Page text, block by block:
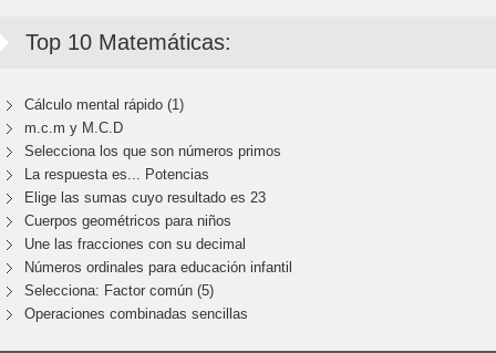
Top 10 Matemáticas:
Cálculo mental rápido (1)
m.c.m y M.C.D
Selecciona los que son números primos
La respuesta es... Potencias
Elige las sumas cuyo resultado es 23
Cuerpos geométricos para niños
Une las fracciones con su decimal
Números ordinales para educación infantil
Selecciona: Factor común (5)
Operaciones combinadas sencillas